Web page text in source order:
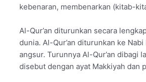
kebenaran, membenarkan (kitab-
Al-Qur’an diturunkan secara
dunia. Al-Qur’an diturunkan ke
angsur. Turunnya Al-Qur’an dibagi
disebut dengan ayat Makkiyah dan